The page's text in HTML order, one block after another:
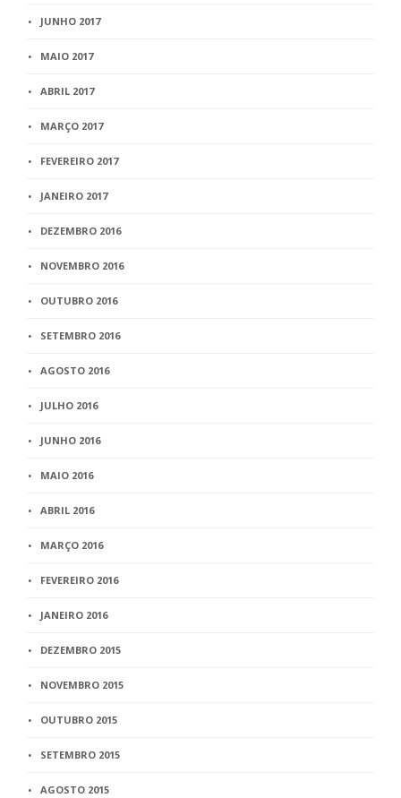
JUNHO 2017
MAIO 2017
ABRIL 2017
MARÇO 2017
FEVEREIRO 2017
JANEIRO 2017
DEZEMBRO 2016
NOVEMBRO 2016
OUTUBRO 2016
SETEMBRO 2016
AGOSTO 2016
JULHO 2016
JUNHO 2016
MAIO 2016
ABRIL 2016
MARÇO 2016
FEVEREIRO 2016
JANEIRO 2016
DEZEMBRO 2015
NOVEMBRO 2015
OUTUBRO 2015
SETEMBRO 2015
AGOSTO 2015